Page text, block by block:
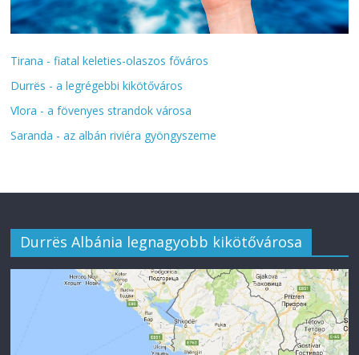
Tirana - fiatal keleties-olaszos főváros
Durrës - a legrégebbi kikötőváros
Vlora - a fövenyes strandok városa
Saranda - az albán riviéra gyöngyszeme
Durrës Albánia legnagyobb kikötővárosa